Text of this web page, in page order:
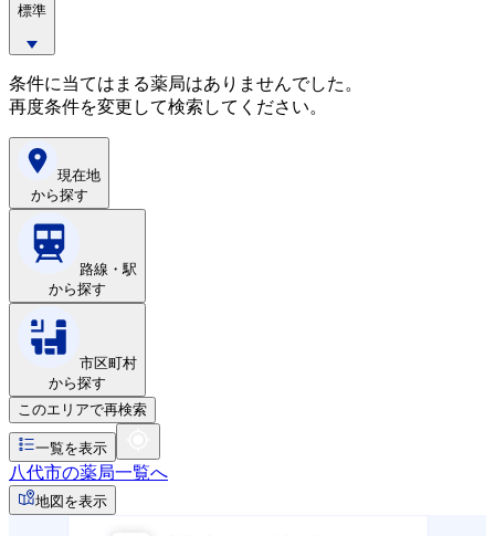
標準
条件に当てはまる薬局はありませんでした。
再度条件を変更して検索してください。
現在地
から探す
路線・駅
から探す
市区町村
から探す
このエリアで再検索
一覧を表示
八代市の薬局一覧へ
地図を表示